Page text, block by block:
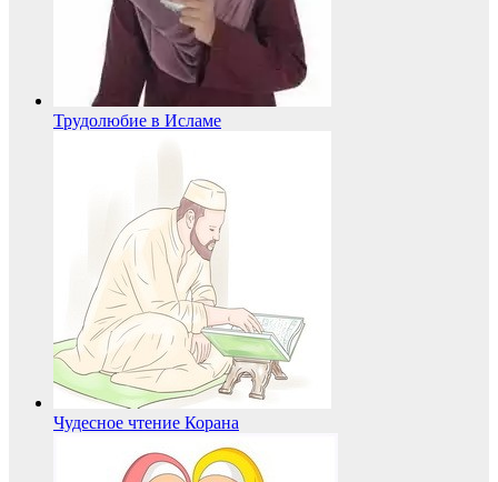
Трудолюбие в Исламе
Чудесное чтение Корана